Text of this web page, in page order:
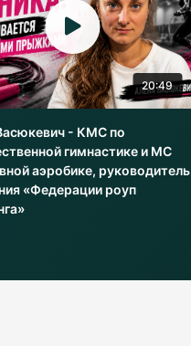
20:49
- КМС по
гимнастике и МС
аэробике, руководитель
«Федерации роуп